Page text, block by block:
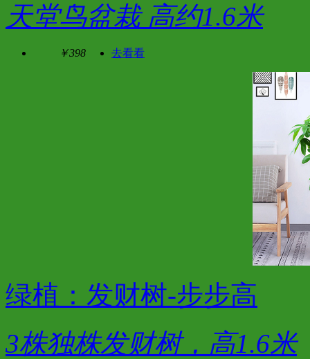
天堂鸟盆栽 高约1.6米
￥398 去看看
绿植：发财树-步步高
3株独株发财树，高1.6米